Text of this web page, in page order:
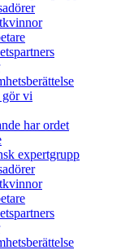
gör vi
har ordet
expertgrupp